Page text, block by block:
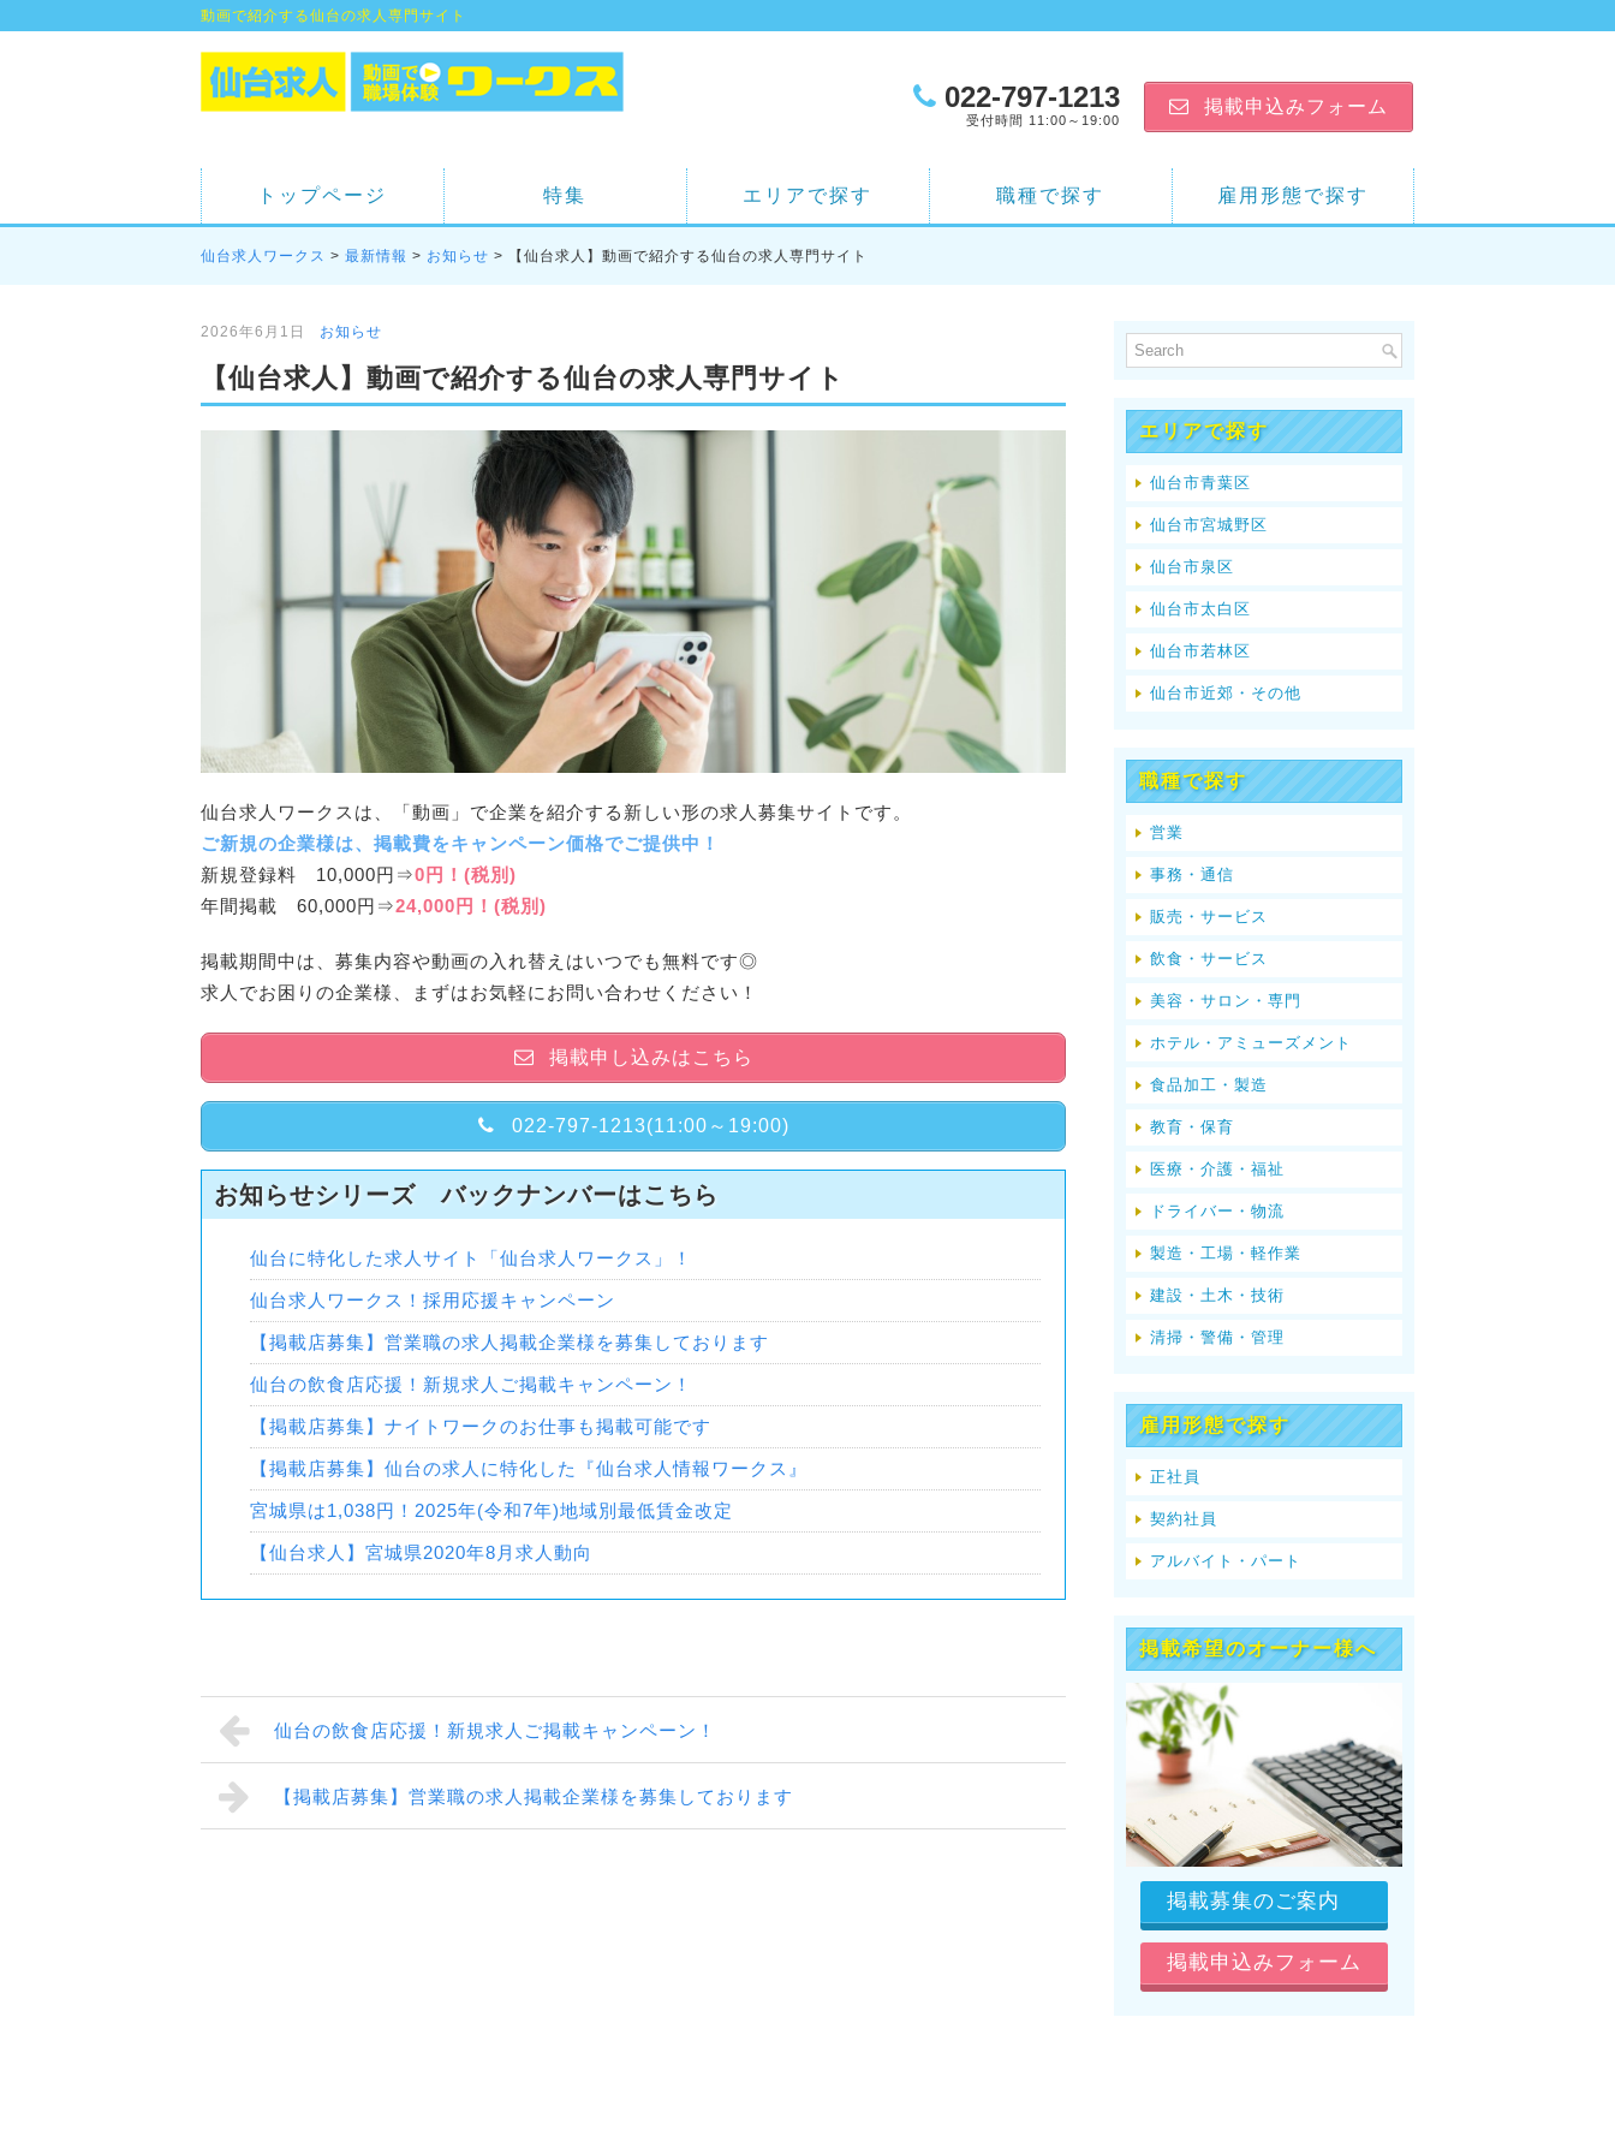
動画で紹介する仙台の求人専門サイト
022-797-1213
受付時間 11:00～19:00
掲載申込みフォーム
トップページ 特集 エリアで探す 職種で探す 雇用形態で探す
仙台求人ワークス > 最新情報 > お知らせ > 【仙台求人】動画で紹介する仙台の求人専門サイト
2026年6月1日 お知らせ
【仙台求人】動画で紹介する仙台の求人専門サイト
仙台求人ワークスは、「動画」で企業を紹介する新しい形の求人募集サイトです。
ご新規の企業様は、掲載費をキャンペーン価格でご提供中！
新規登録料 10,000円⇒0円！(税別)
年間掲載 60,000円⇒24,000円！(税別)
掲載期間中は、募集内容や動画の入れ替えはいつでも無料です◎
求人でお困りの企業様、まずはお気軽にお問い合わせください！
掲載申し込みはこちら
022-797-1213(11:00～19:00)
お知らせシリーズ バックナンバーはこちら
仙台に特化した求人サイト「仙台求人ワークス」！
仙台求人ワークス！採用応援キャンペーン
【掲載店募集】営業職の求人掲載企業様を募集しております
仙台の飲食店応援！新規求人ご掲載キャンペーン！
【掲載店募集】ナイトワークのお仕事も掲載可能です
【掲載店募集】仙台の求人に特化した『仙台求人情報ワークス』
宮城県は1,038円！2025年(令和7年)地域別最低賃金改定
【仙台求人】宮城県2020年8月求人動向
仙台の飲食店応援！新規求人ご掲載キャンペーン！
【掲載店募集】営業職の求人掲載企業様を募集しております
エリアで探す
仙台市青葉区
仙台市宮城野区
仙台市泉区
仙台市太白区
仙台市若林区
仙台市近郊・その他
職種で探す
営業
事務・通信
販売・サービス
飲食・サービス
美容・サロン・専門
ホテル・アミューズメント
食品加工・製造
教育・保育
医療・介護・福祉
ドライバー・物流
製造・工場・軽作業
建設・土木・技術
清掃・警備・管理
雇用形態で探す
正社員
契約社員
アルバイト・パート
掲載希望のオーナー様へ
掲載募集のご案内
掲載申込みフォーム